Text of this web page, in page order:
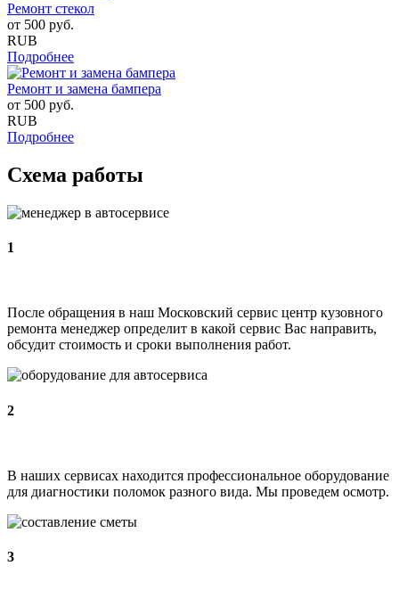
Ремонт стекол
от 500 руб.
RUB
Подробнее
Ремонт и замена бампера
от 500 руб.
RUB
Подробнее
Схема работы
1
После обращения в наш Московский сервис центр кузовного
ремонта менеджер определит в какой сервис Вас направить,
обсудит стоимость и сроки выполнения работ.
2
В наших сервисах находится профессиональное оборудование
для диагностики поломок разного вида. Мы проведем осмотр.
3